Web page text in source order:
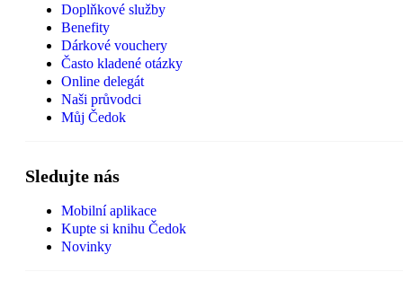
Doplňkové služby
Benefity
Dárkové vouchery
Často kladené otázky
Online delegát
Naši průvodci
Můj Čedok
Sledujte nás
Mobilní aplikace
Kupte si knihu Čedok
Novinky